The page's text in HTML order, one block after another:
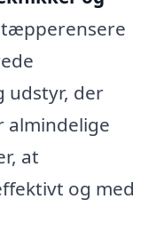
udstyr, der
almindelige
at
og med